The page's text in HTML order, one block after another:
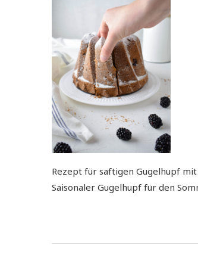
Rezept für saftigen Gugelhupf
Saisonaler Gugelhupf für den